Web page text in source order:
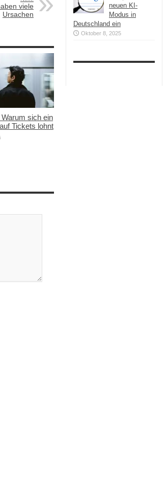
viele
Ursachen
sich ein
Tickets lohnt
neuen KI-
Modus in
Deutschland ein
Oktober 8, 2025